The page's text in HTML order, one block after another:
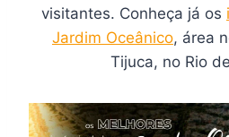
visitantes. Conheça já os
Jardim Oceânico, área
Tijuca, no Rio